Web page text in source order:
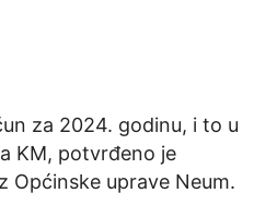
za 2024. godinu, i to u
KM, potvrđeno je
Općinske uprave Neum.